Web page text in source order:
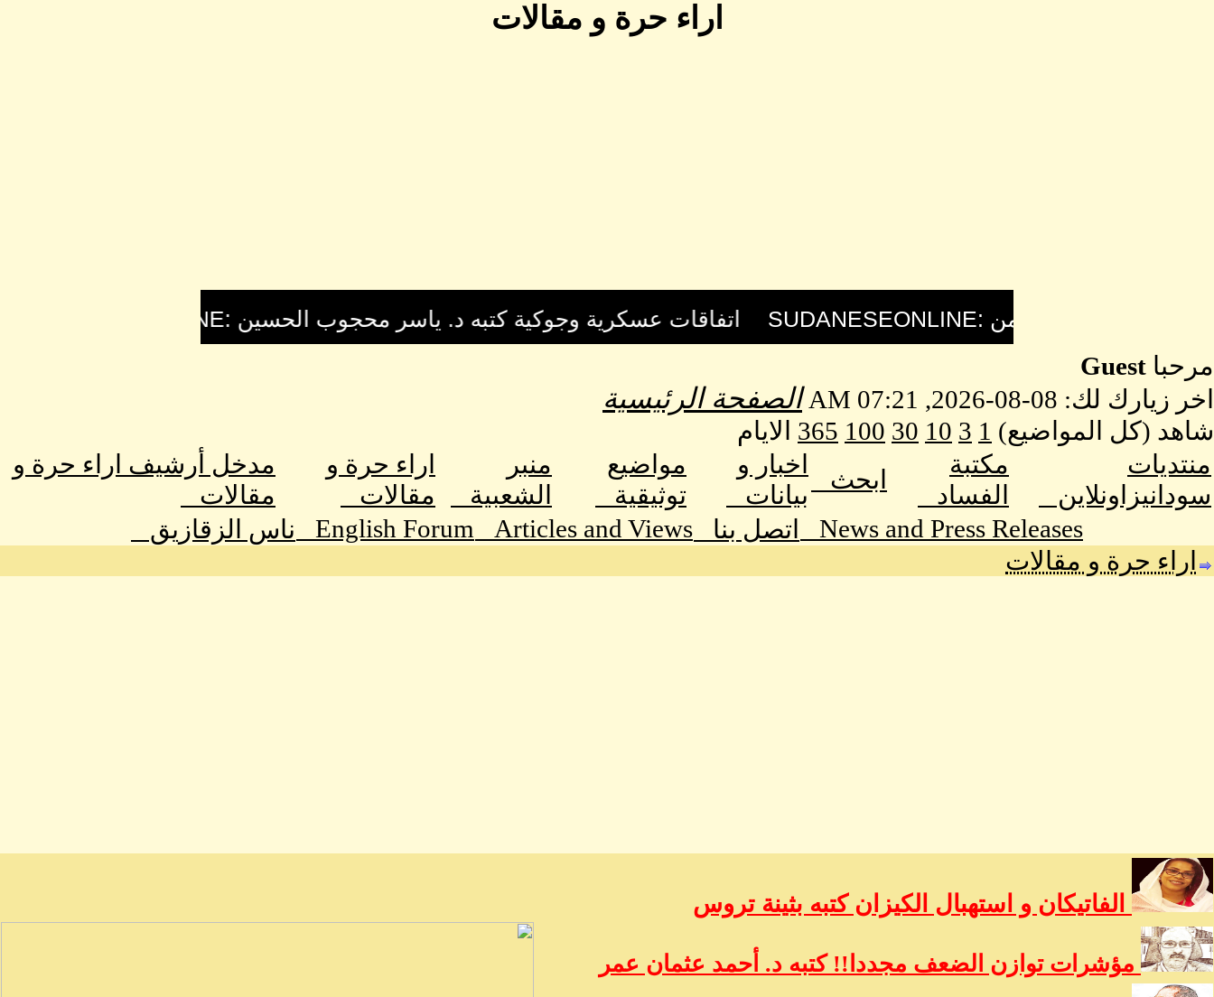
اراء حرة و مقالات
مرحبا Guest
اخر زيارك لك: 08-08-2026, 07:21 AM
الصفحة الرئيسية
شاهد (كل المواضيع) 1
3
10
30
100
365 الايام
منتديات
سودانيزاونلاين
مكتبة
الفساد
ابحث
اخبار و
بيانات
مواضيع
توثيقية
منبر
الشعبية
اراء حرة و
مقالات
مدخل أرشيف اراء حرة و
مقالات
News and Press Releases
اتصل بنا Articles and Views
English Forum
ناس الزقازيق
اراء حرة و مقالات
الفاتيكان و استهبال الكيزان كتبه بثينة تروس
مؤشرات توازن الضعف مجددا!! كتبه د. أحمد عثمان عمر